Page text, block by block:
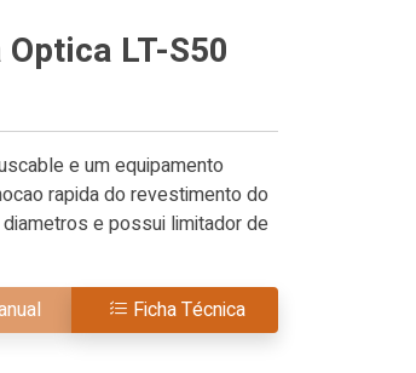
LT-S50
e um equipamento
rapida do revestimento do
e possui limitador de
Ficha Técnica